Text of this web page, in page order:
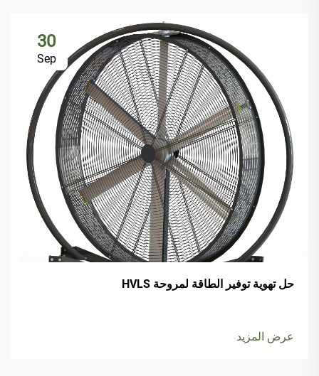
30
Sep
حل تهوية توفير الطاقة لمروحة HVLS
عرض المزيد